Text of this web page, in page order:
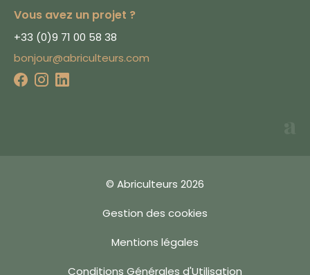
un robot lorsque
vous validez un
En cliquant sur
"Accepter", vous
vos préférences de
Estimation en ligne
Vous avez un projet ?
+33 (0)9 71 00 58 38
bonjour@abriculteurs.com
© Abriculteurs 2026
Gestion des cookies
Mentions légales
Conditions Générales d'Utilisation